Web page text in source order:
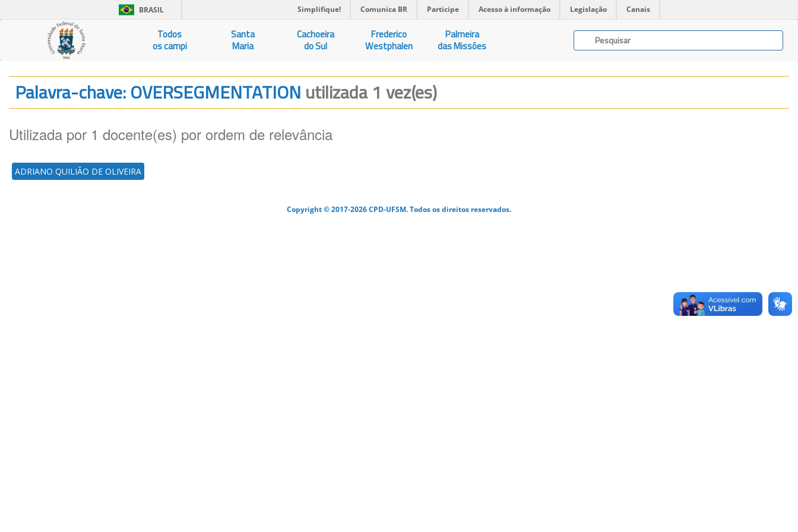
BRASIL Simplifique! Comunica BR Participe Acesso à informação Legislação Canais
Todos
os campi
Santa
Maria
Cachoeira
do Sul
Frederico
Westphalen
Palmeira
das Missões
Palavra-chave: OVERSEGMENTATION utilizada 1 vez(es)
Utilizada por 1 docente(es) por ordem de relevância
ADRIANO QUILIÃO DE OLIVEIRA
Copyright © 2017-2026 CPD-UFSM. Todos os direitos reservados.